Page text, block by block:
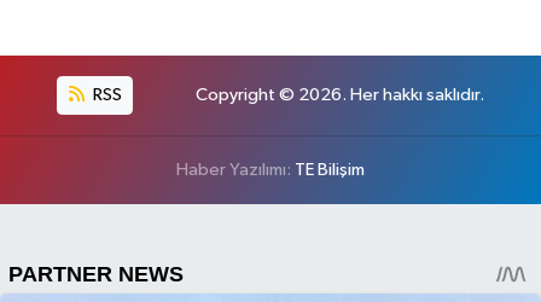
RSS Copyright © 2026. Her hakkı saklıdır.
Haber Yazılımı: TE Bilişim